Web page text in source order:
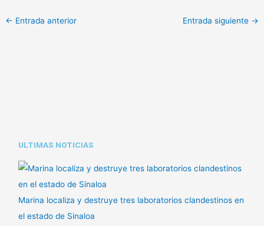
← Entrada anterior Entrada siguiente →
ULTIMAS NOTICIAS
Marina localiza y destruye tres laboratorios clandestinos en
el estado de Sinaloa